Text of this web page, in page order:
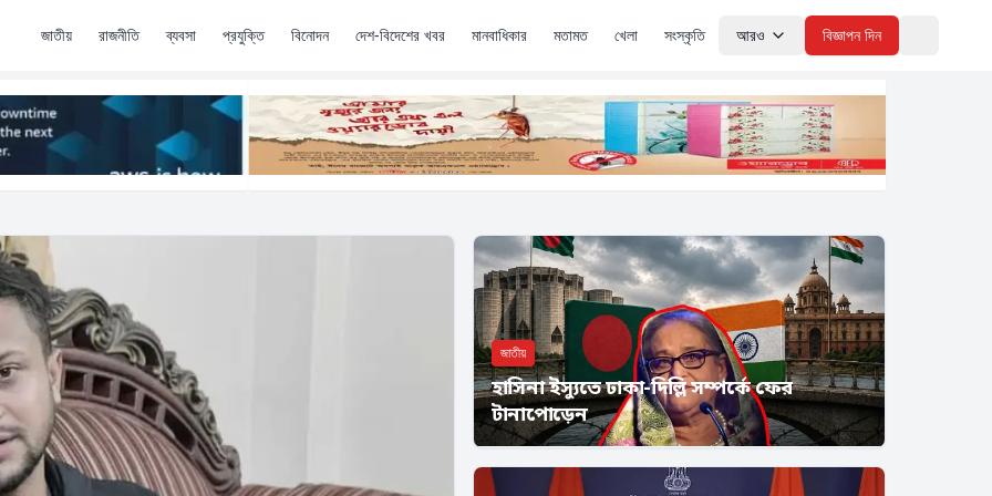
জাতীয় রাজনীতি ব্যবসা প্রযুক্তি বিনোদন দেশ-বিদেশের খবর মানবাধিকার মতামত খেলা সংস্কৃতি আরও বিজ্ঞাপন দিন
জাতীয়
হাসিনা ইস্যুতে ঢাকা-দিল্লি সম্পর্কে ফের
টানাপোড়েন